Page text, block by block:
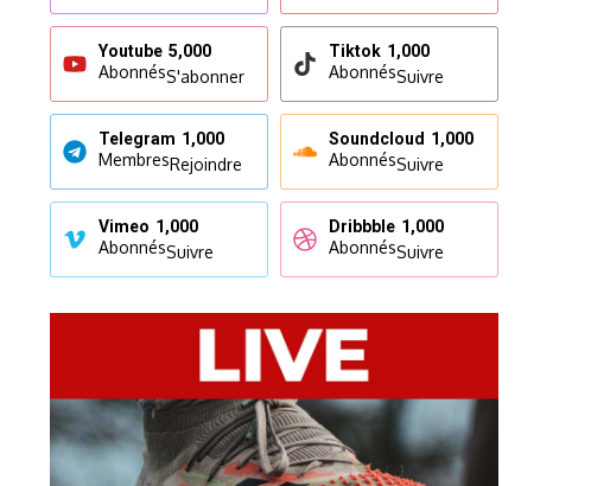
Youtube 5,000
AbonnésS'abonner
Tiktok 1,000
AbonnésSuivre
Telegram 1,000
MembresRejoindre
Soundcloud 1,000
AbonnésSuivre
Vimeo 1,000
AbonnésSuivre
Dribbble 1,000
AbonnésSuivre